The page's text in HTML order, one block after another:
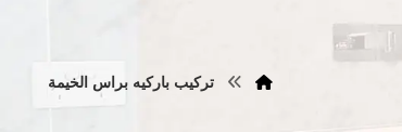
تركيب باركيه براس الخيمة